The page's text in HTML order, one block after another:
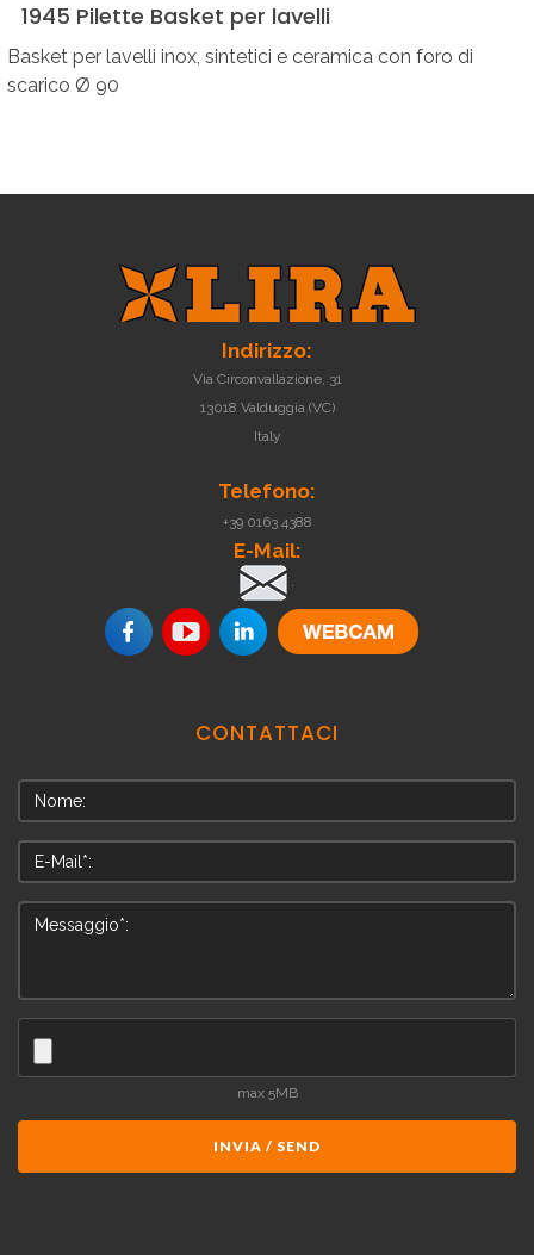
1945 Pilette Basket per lavelli
Basket per lavelli inox, sintetici e ceramica con foro di
scarico Ø 90
Indirizzo:
Via Circonvallazione, 31
13018 Valduggia (VC)
Italy
Telefono:
+39 0163 4388
E-Mail:
.
CONTATTACI
max 5MB
INVIA / SEND